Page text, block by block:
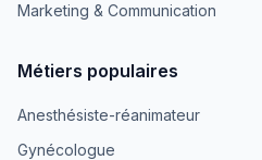
Marketing & Communication
Métiers populaires
Anesthésiste-réanimateur
Gynécologue